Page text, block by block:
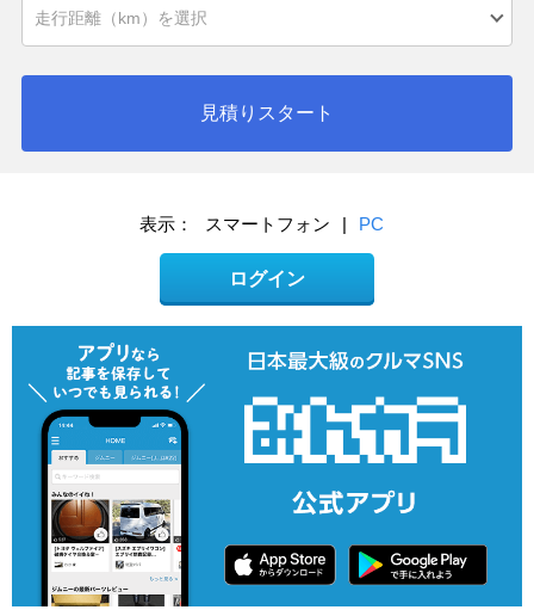
見積りスタート
表示： スマートフォン | PC
ログイン